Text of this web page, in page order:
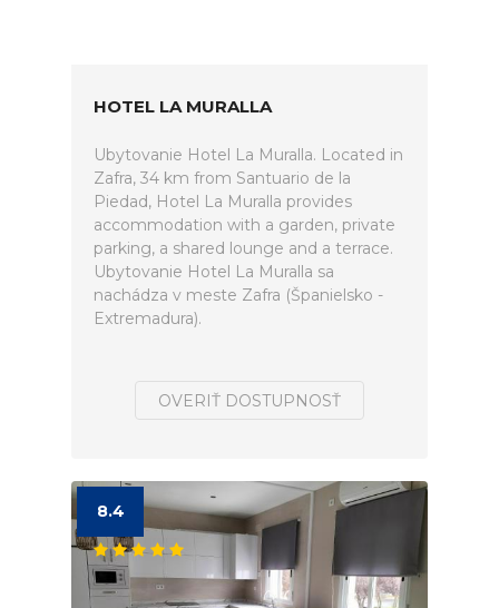
HOTEL LA MURALLA
Ubytovanie Hotel La Muralla. Located in
Zafra, 34 km from Santuario de la
Piedad, Hotel La Muralla provides
accommodation with a garden, private
parking, a shared lounge and a terrace.
Ubytovanie Hotel La Muralla sa
nachádza v meste Zafra (Španielsko -
Extremadura).
OVERIŤ DOSTUPNOSŤ
8.4